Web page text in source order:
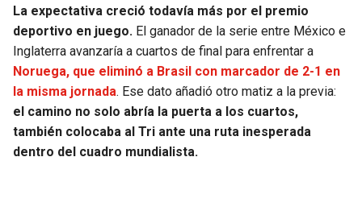
La expectativa creció todavía más por el premio
deportivo en juego. El ganador de la serie entre México e
Inglaterra avanzaría a cuartos de final para enfrentar a
Noruega, que eliminó a Brasil con marcador de 2-1 en
la misma jornada. Ese dato añadió otro matiz a la previa:
el camino no solo abría la puerta a los cuartos,
también colocaba al Tri ante una ruta inesperada
dentro del cuadro mundialista.